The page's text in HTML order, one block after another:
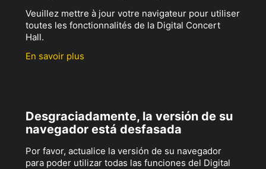
Veuillez mettre à jour votre navigateur pour utiliser
toutes les fonctionnalités de la Digital Concert
Hall.
En savoir plus
Desgraciadamente, la versión de su
navegador está desfasada
Por favor, actualice la versión de su navegador
para poder utilizar todas las funciones del Digital